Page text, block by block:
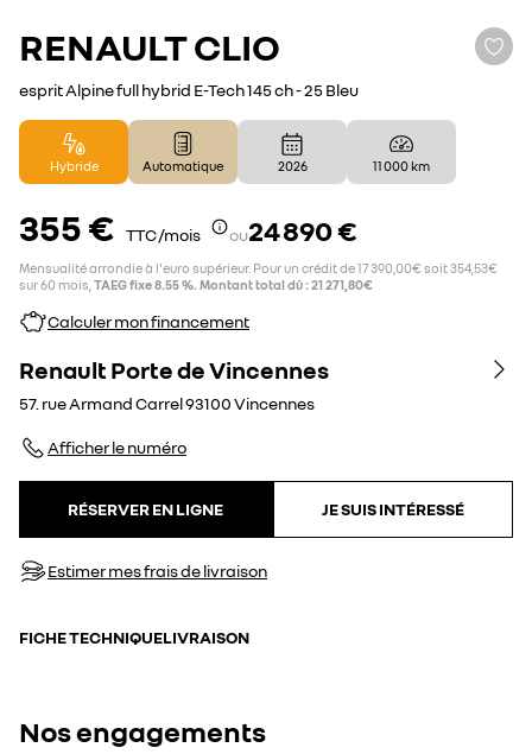
RENAULTCLIO
esprit Alpine full hybrid E-Tech 145 ch - 25 Bleu
Hybride Automatique 2026 11 000 km
355 € TTC /mois ou24 890 €
Mensualité arrondie à l'euro supérieur. Pour un crédit de 17 390,00€ soit 354,53€
sur 60 mois, TAEG fixe 8.55 %. Montant total dû : 21 271,80€
Calculer mon financement
Renault Porte de Vincennes
57. rue Armand Carrel93100Vincennes
Afficher le numéro
RÉSERVER EN LIGNE JE SUIS INTÉRESSÉ
Estimer mes frais de livraison
FICHE TECHNIQUELIVRAISON
Nos engagements